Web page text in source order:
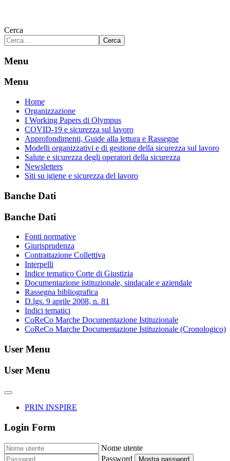
Cerca
Cerca
Menu
Menu
Home
Organizzazione
I Working Papers di Olympus
COVID-19 e sicurezza sul lavoro
Approfondimenti, Guide alla lettura e Rassegne
Modelli organizzativi e di gestione della sicurezza sul lavoro
Salute e sicurezza degli operatori della sicurezza
Newsletters
Siti su igiene e sicurezza del lavoro
Banche Dati
Banche Dati
Fonti normative
Giurisprudenza
Contrattazione Collettiva
Interpelli
Indice tematico Corte di Giustizia
Documentazione istituzionale, sindacale e aziendale
Rassegna bibliografica
D.lgs. 9 aprile 2008, n. 81
Indici tematici
CoReCo Marche Documentazione Istituzionale
CoReCo Marche Documentazione Istituzionale (Cronologico)
User Menu
User Menu
PRIN INSPIRE
Login Form
Nome utente
Password
Mostra password